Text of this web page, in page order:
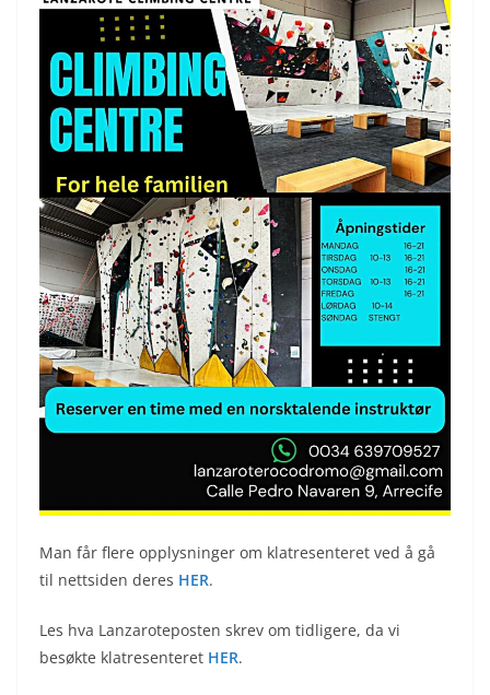
Man får flere opplysninger om klatresenteret ved å gå
til nettsiden deres HER.
Les hva Lanzaroteposten skrev om tidligere, da vi
besøkte klatresenteret HER.